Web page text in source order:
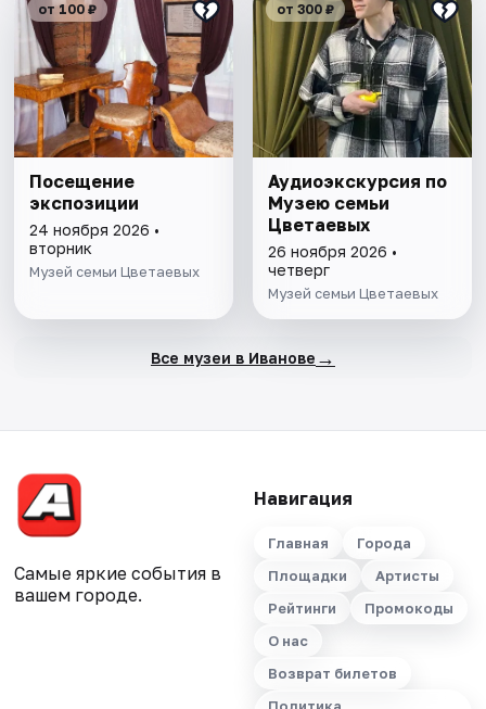
от 100 ₽
Посещение
экспозиции
24 ноября 2026 •
вторник
Музей семьи Цветаевых
от 300 ₽
Аудиоэкскурсия по
Музею семьи
Цветаевых
26 ноября 2026 •
четверг
Музей семьи Цветаевых
Все музеи в Иванове →
Самые яркие события в
вашем городе.
Навигация
Главная
Города
Площадки
Артисты
Рейтинги
Промокоды
О нас
Возврат билетов